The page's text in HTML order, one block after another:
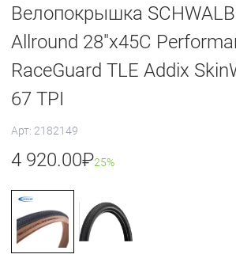
Велопокрышка
Allround 28"x45C
RaceGuard TLE Addix
67 TPI
Арт: 2182149
4 920.00₽25%